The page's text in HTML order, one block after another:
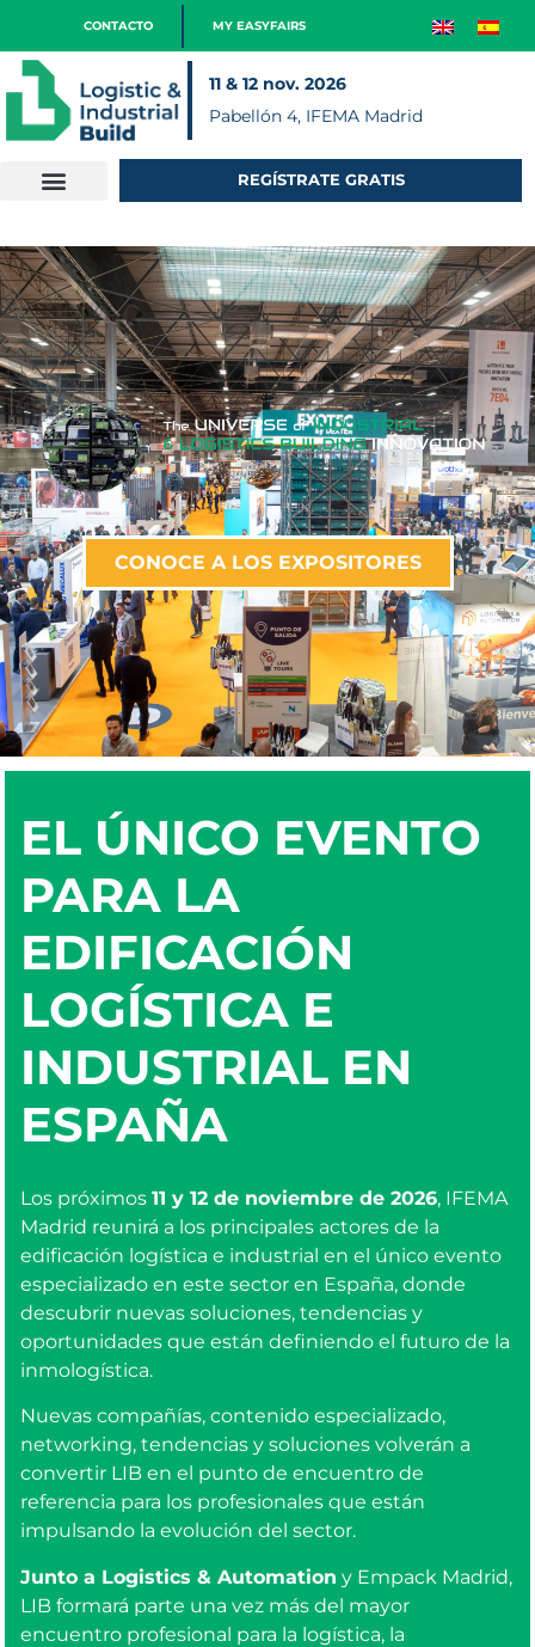
CONTACTO MY EASYFAIRS
11 & 12 nov. 2026
Pabellón 4, IFEMA Madrid
REGÍSTRATE GRATIS
CONOCE A LOS EXPOSITORES
EL ÚNICO EVENTO
PARA LA
EDIFICACIÓN
LOGÍSTICA E
INDUSTRIAL EN
ESPAÑA
Los próximos11 y 12 de noviembre de 2026, IFEMA
Madrid reunirá a los principales actores de la
edificación logística e industrial en el único evento
especializado en este sector en España, donde
descubrir nuevas soluciones, tendencias y
oportunidades que están definiendo el futuro de la
inmologística.
Nuevas compañías, contenido especializado,
networking, tendencias y soluciones volverán a
convertir LIB en el punto de encuentro de
referencia para los profesionales que están
impulsando la evolución del sector.
Junto a Logistics & Automation y Empack Madrid,
LIB formará parte una vez más del mayor
encuentro profesional para la logística, la